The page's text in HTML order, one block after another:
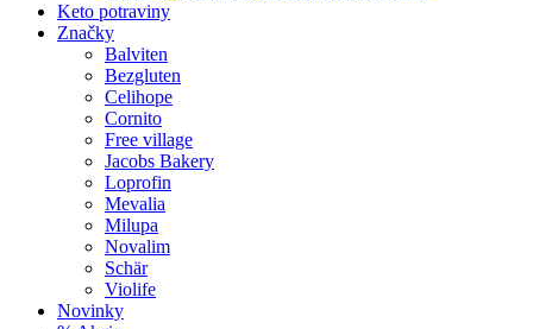
Keto potraviny
Značky
Balviten
Bezgluten
Celihope
Cornito
Free village
Jacobs Bakery
Loprofin
Mevalia
Milupa
Novalim
Schär
Violife
Novinky